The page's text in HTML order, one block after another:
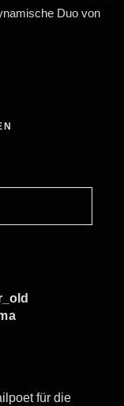
Duo von
für die